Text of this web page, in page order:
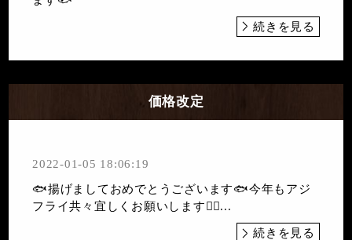
続きを見る
価格改定
2022-01-05 18:06:19
🐟揚げましておめでとうございます🐟今年もアジ
フライ共々宜しくお願いします🙇‍♀...
続きを見る